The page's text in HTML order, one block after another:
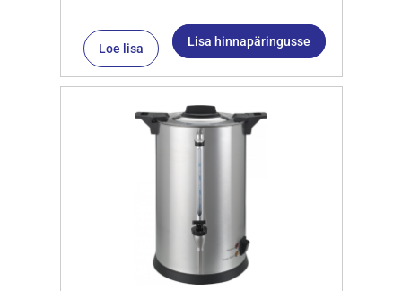
Loe lisa Lisa hinnapäringusse